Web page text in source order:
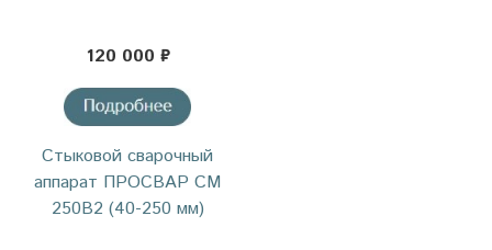
120 000 ₽
Стыковой сварочный
аппарат ПРОСВАР СМ
250В2 (40-250 мм)